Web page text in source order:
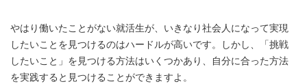
やはり働いたことがない就活生が、いきなり社会人になって実現
したいことを見つけるのはハードルが高いです。しかし、「挑戦
したいこと」を見つける方法はいくつかあり、自分に合った方法
を実践すると見つけることができますよ。